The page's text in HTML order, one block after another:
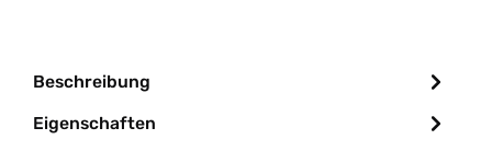
Beschreibung
Eigenschaften